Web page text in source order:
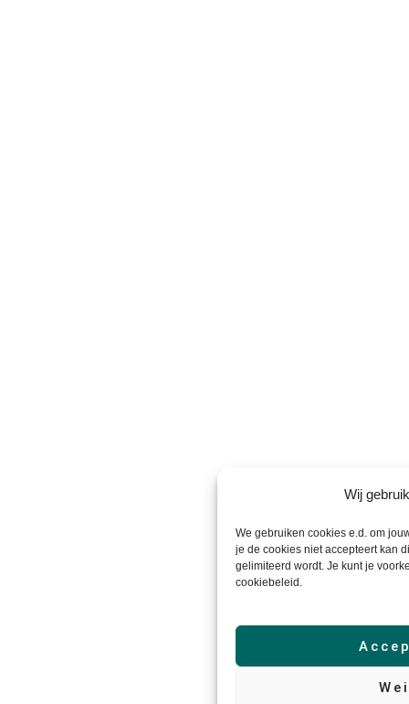
Wij
We gebruiken cookies e.d. om
je de cookies niet accepteert kan
gelimiteerd wordt. Je kunt je
cookiebeleid.